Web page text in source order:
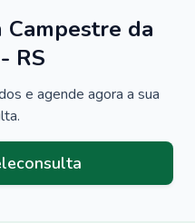
da
RS
e agende agora a sua